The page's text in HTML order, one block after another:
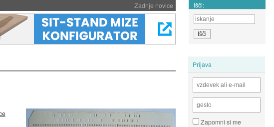
Zadnje novice Išči:
Prijava
Zapomni si me